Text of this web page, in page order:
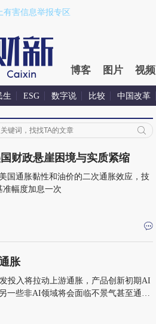
有害信息举报专区
博客 图片 视频
生 ESG 数字说 比较 中国改革
财政悬崖困境与实质紧缩
国通胀黏性和油价的二次通胀效应，技
准幅度加息一次
胀
投入将拉动上游通胀，产品创新初期AI
一些非AI领域将会面临不景气甚至通